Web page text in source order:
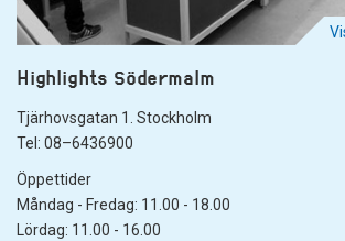
Highlights Södermalm
Tjärhovsgatan 1. Stockholm
Tel: 08–6436900
Öppettider
Måndag - Fredag: 11.00 - 18.00
Lördag: 11.00 - 16.00